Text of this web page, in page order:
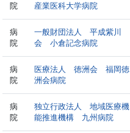
院
産業医科大学病院
病
院
一般財団法人 平成紫川
会 小倉記念病院
病
院
医療法人 徳洲会 福岡徳
洲会病院
病
院
独立行政法人 地域医療機
能推進機構 九州病院